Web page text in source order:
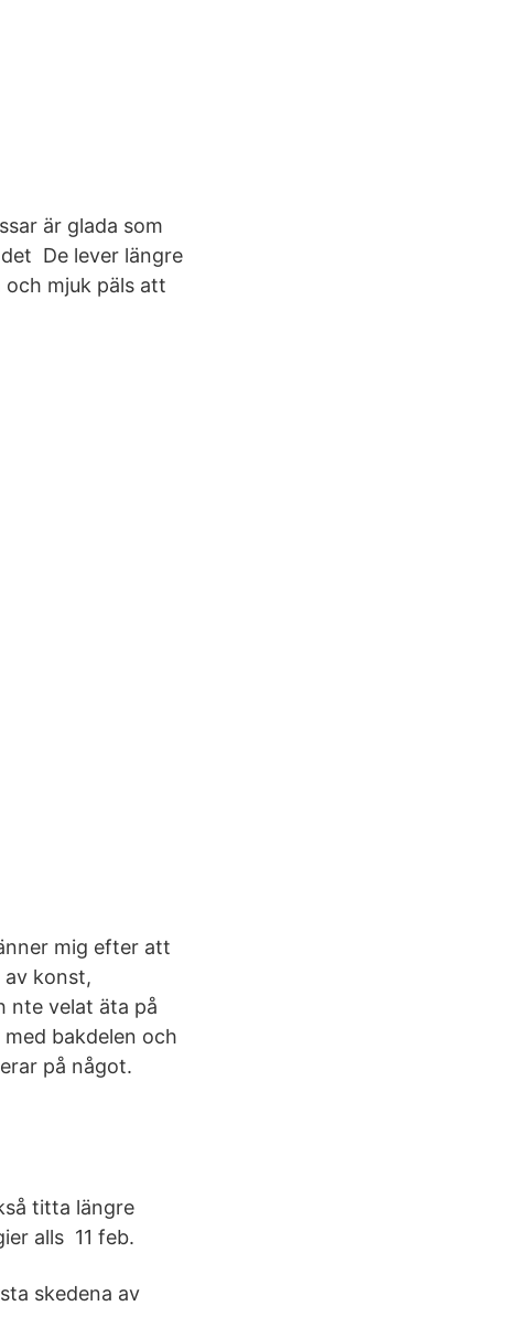
är glada som
De lever längre
och mjuk päls att
mig efter att
konst,
nte velat äta på
bakdelen och
på något.
titta längre
alls 11 feb.
skedena av